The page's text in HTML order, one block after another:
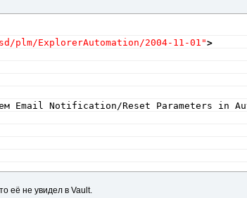
Explorer to open and navigate to the "
Technically this is not a link."
the Vault web client.  Following " +
the default web browser to navigate to "
plm/ExplorerAutomation/2004-11-01">
Email Notification/Reset Parameters in
её не увидел в Vault.